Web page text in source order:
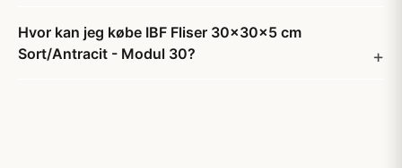
Hvor kan jeg købe IBF Fliser 30x30x5 cm
Sort/Antracit - Modul 30?